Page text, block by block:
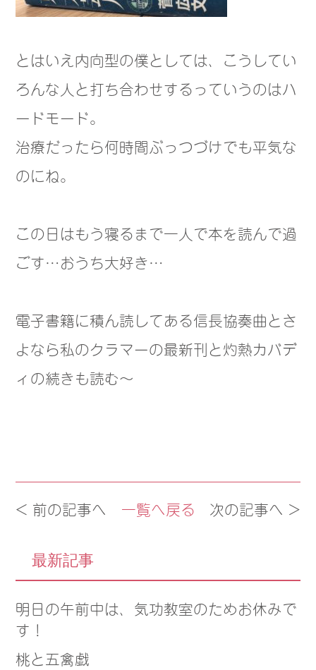
とはいえ内向型の僕としては、こうしてい
ろんな人と打ち合わせするっていうのはハ
ードモード。
治療だったら何時間ぶっつづけでも平気な
のにね。
この日はもう寝るまで一人で本を読んで過
ごす…おうち大好き…
電子書籍に積ん読してある信長協奏曲とさ
よなら私のクラマーの最新刊と灼熱カバデ
ィの続きも読む〜
< 前の記事へ 一覧へ戻る 次の記事へ >
最新記事
明日の午前中は、気功教室のためお休みで
す！
桃と五禽戯